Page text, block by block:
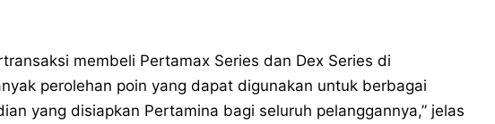
membeli Pertamax Series dan Dex Series di
perolehan poin yang dapat digunakan untuk berbagai
yang disiapkan Pertamina bagi seluruh pelanggannya,” jelas